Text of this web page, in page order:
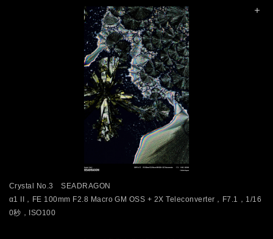
Crystal No.3 SEADRAGON
α1 II，FE 100mm F2.8 Macro GM OSS + 2X Teleconverter，F7.1，1/16
0秒，ISO100